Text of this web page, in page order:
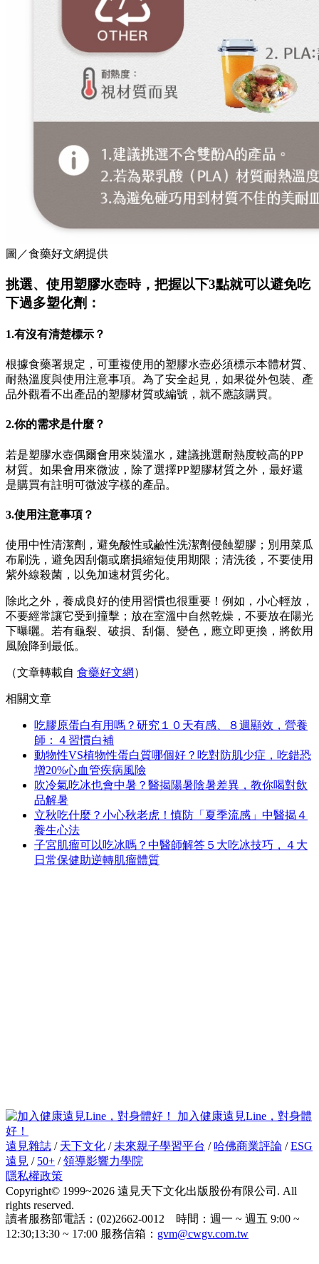
圖／食藥好文網提供
挑選、使用塑膠水壺時，把握以下3點就可以避免吃
下過多塑化劑：
1.有沒有清楚標示？
根據食藥署規定，可重複使用的塑膠水壺必須標示本體材質、
耐熱溫度與使用注意事項。為了安全起見，如果從外包裝、產
品外觀看不出產品的塑膠材質或編號，就不應該購買。
2.你的需求是什麼？
若是塑膠水壺偶爾會用來裝溫水，建議挑選耐熱度較高的PP
材質。如果會用來微波，除了選擇PP塑膠材質之外，最好還
是購買有註明可微波字樣的產品。
3.使用注意事項？
使用中性清潔劑，避免酸性或鹼性洗潔劑侵蝕塑膠；別用菜瓜
布刷洗，避免因刮傷或磨損縮短使用期限；清洗後，不要使用
紫外線殺菌，以免加速材質劣化。
除此之外，養成良好的使用習慣也很重要！例如，小心輕放，
不要經常讓它受到撞擊；放在室溫中自然乾燥，不要放在陽光
下曝曬。若有龜裂、破損、刮傷、變色，應立即更換，將飲用
風險降到最低。
（文章轉載自 食藥好文網 ）
相關文章
吃膠原蛋白有用嗎？研究１０天有感、８週顯效，營養
師：４習慣白補
動物性VS植物性蛋白質哪個好？吃對防肌少症，吃錯恐
增20%心血管疾病風險
吹冷氣吃冰也會中暑？醫揭陽暑陰暑差異，教你喝對飲
品解暑
立秋吃什麼？小心秋老虎！慎防「夏季流感」中醫揭４
養生心法
子宮肌瘤可以吃冰嗎？中醫師解答５大吃冰技巧，４大
日常保健助逆轉肌瘤體質
加入健康遠見Line，對身體
好！
遠見雜誌 / 天下文化 / 未來親子學習平台 / 哈佛商業評論 /ESG
遠見 / 50+ /領導影響力學院
隱私權政策
Copyright© 1999~2026 遠見天下文化出版股份有限公司. All
rights reserved.
讀者服務部電話：(02)2662-0012 時間：週一 ~ 週五 9:00 ~
12:30;13:30 ~ 17:00 服務信箱： gvm@cwgv.com.tw